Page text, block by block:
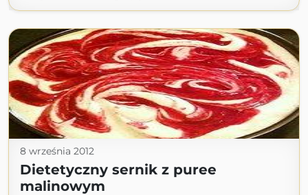
8 września 2012
Dietetyczny sernik z puree
malinowym